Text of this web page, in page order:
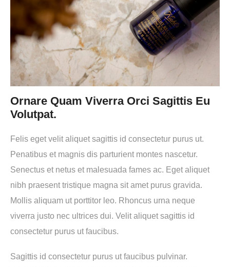
Ornare Quam Viverra Orci Sagittis Eu
Volutpat.
Felis eget velit aliquet sagittis id consectetur purus ut.
Penatibus et magnis dis parturient montes nascetur.
Senectus et netus et malesuada fames ac. Eget aliquet
nibh praesent tristique magna sit amet purus gravida.
Mollis aliquam ut porttitor leo. Rhoncus urna neque
viverra justo nec ultrices dui. Velit aliquet sagittis id
consectetur purus ut faucibus.
Sagittis id consectetur purus ut faucibus pulvinar.